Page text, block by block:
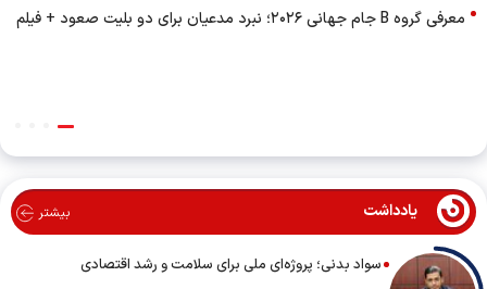
معرفی گروه B جام جهانی ۲۰۲۶؛ نبرد مدعیان برای دو بلیت صعود + فیلم
یادداشت بیشتر
سواد بدنی؛ پروژه‌ای ملی برای سلامت و رشد اقتصادی